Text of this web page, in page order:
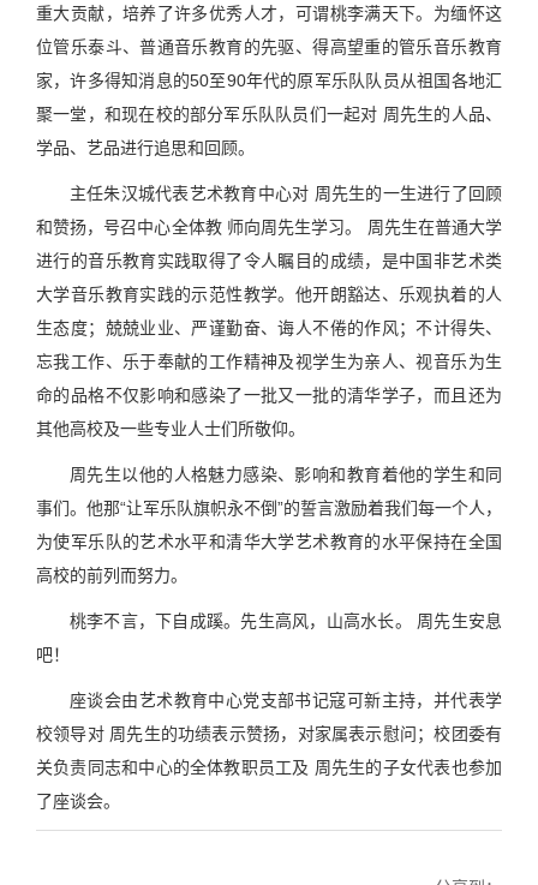
重大贡献，培养了许多优秀人才，可谓桃李满天下。为缅怀这
位管乐泰斗、普通音乐教育的先驱、得高望重的管乐音乐教育
家，许多得知消息的50至90年代的原军乐队队员从祖国各地汇
聚一堂，和现在校的部分军乐队队员们一起对 周先生的人品、
学品、艺品进行追思和回顾。
主任朱汉城代表艺术教育中心对 周先生的一生进行了回顾
和赞扬，号召中心全体教 师向周先生学习。 周先生在普通大学
进行的音乐教育实践取得了令人瞩目的成绩，是中国非艺术类
大学音乐教育实践的示范性教学。他开朗豁达、乐观执着的人
生态度；兢兢业业、严谨勤奋、诲人不倦的作风；不计得失、
忘我工作、乐于奉献的工作精神及视学生为亲人、视音乐为生
命的品格不仅影响和感染了一批又一批的清华学子，而且还为
其他高校及一些专业人士们所敬仰。
周先生以他的人格魅力感染、影响和教育着他的学生和同
事们。他那“让军乐队旗帜永不倒”的誓言激励着我们每一个人，
为使军乐队的艺术水平和清华大学艺术教育的水平保持在全国
高校的前列而努力。
桃李不言，下自成蹊。先生高风，山高水长。 周先生安息
吧！
座谈会由艺术教育中心党支部书记寇可新主持，并代表学
校领导对 周先生的功绩表示赞扬，对家属表示慰问；校团委有
关负责同志和中心的全体教职员工及 周先生的子女代表也参加
了座谈会。